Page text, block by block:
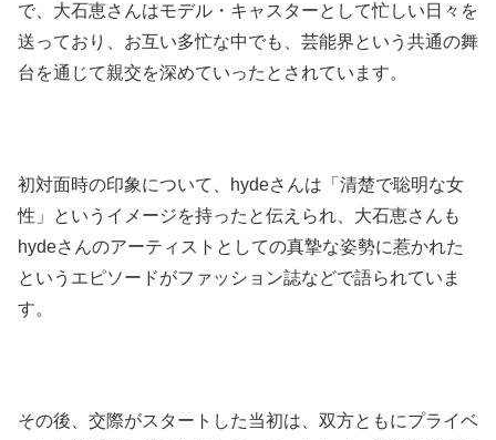
で、大石恵さんはモデル・キャスターとして忙しい日々を
送っており、お互い多忙な中でも、芸能界という共通の舞
台を通じて親交を深めていったとされています。
初対面時の印象について、hydeさんは「清楚で聡明な女
性」というイメージを持ったと伝えられ、大石恵さんも
hydeさんのアーティストとしての真摯な姿勢に惹かれた
というエピソードがファッション誌などで語られていま
す。
その後、交際がスタートした当初は、双方ともにプライベ